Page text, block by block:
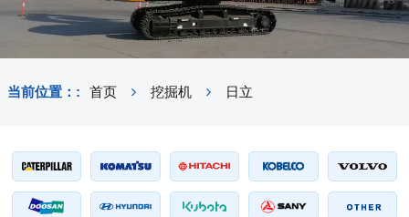
当前位置：: 首页 挖掘机 日立